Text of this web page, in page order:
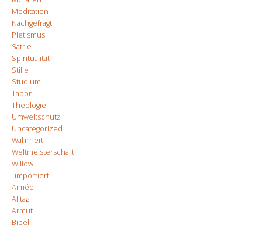
Meditation
Nachgefragt
Pietismus
Satrie
Spiritualität
Stille
Studium
Tabor
Theologie
Umweltschutz
Uncategorized
Wahrheit
Weltmeisterschaft
Willow
_importiert
Aimée
Alltag
Armut
Bibel